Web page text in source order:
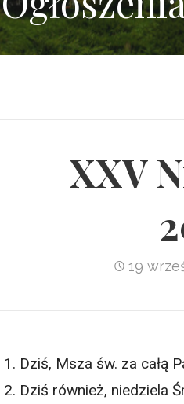
XXV
19
Dziś, Msza św. za całą
Dziś również, niedziela